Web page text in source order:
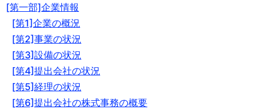
[第一部]企業情報
[第1]企業の概況
[第2]事業の状況
[第3]設備の状況
[第4]提出会社の状況
[第5]経理の状況
[第6]提出会社の株式事務の概要